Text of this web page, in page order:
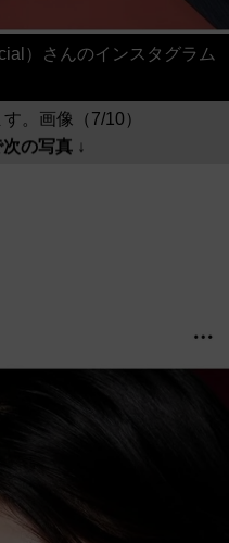
）さんのインスタグラム
。画像（7/10）
の写真 ↓